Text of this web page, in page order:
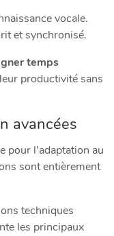
vocale.
et synchronisé.
temps
productivité sans
avancées
pour l’adaptation au
sont entièrement
techniques
les principaux